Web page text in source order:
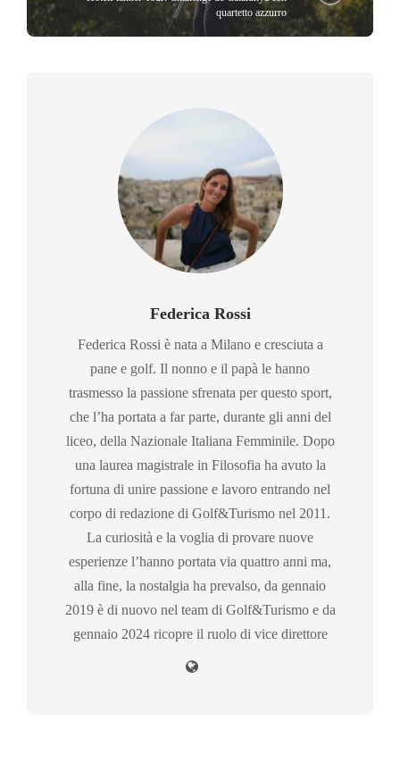
quartetto azzurro
Federica Rossi
Federica Rossi è nata a Milano e cresciuta a
pane e golf. Il nonno e il papà le hanno
trasmesso la passione sfrenata per questo sport,
che l’ha portata a far parte, durante gli anni del
liceo, della Nazionale Italiana Femminile. Dopo
una laurea magistrale in Filosofia ha avuto la
fortuna di unire passione e lavoro entrando nel
corpo di redazione di Golf&Turismo nel 2011.
La curiosità e la voglia di provare nuove
esperienze l’hanno portata via quattro anni ma,
alla fine, la nostalgia ha prevalso, da gennaio
2019 è di nuovo nel team di Golf&Turismo e da
gennaio 2024 ricopre il ruolo di vice direttore